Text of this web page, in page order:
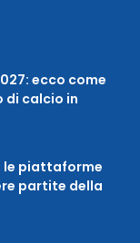
ecco come
di calcio in
le piattaforme
partite della